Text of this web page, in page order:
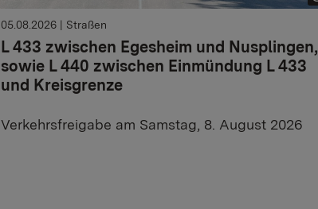
L 433 zwischen Egesheim und Nusplingen,
sowie L 440 zwischen Einmündung L 433
und Kreisgrenze
05.08.2026 | Straßen
Verkehrsfreigabe am Samstag, 8. August 2026